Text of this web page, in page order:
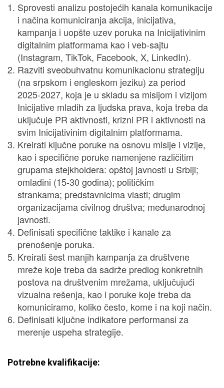
Sprovesti analizu postojećih kanala komunikacije
i načina komuniciranja akcija, inicijativa,
kampanja i uopšte uzev poruka na Inicijativinim
digitalnim platformama kao i veb-sajtu
(Instagram, TikTok, Facebook, X, LinkedIn).
Razviti sveobuhvatnu komunikacionu strategiju
(na srpskom i engleskom jeziku) za period
2025-2027, koja je u skladu sa misijom i vizijom
Inicijative mladih za ljudska prava, koja treba da
uključuje PR aktivnosti, krizni PR i aktivnosti na
svim Inicijativinim digitalnim platformama.
Kreirati ključne poruke na osnovu misije i vizije,
kao i specifične poruke namenjene različitim
grupama stejkholdera: opštoj javnosti u Srbiji;
omladini (15-30 godina); političkim
strankama; predstavnicima vlasti; drugim
organizacijama civilnog društva; međunarodnoj
javnosti.
Definisati specifične taktike i kanale za
prenošenje poruka.
Kreirati šest manjih kampanja za društvene
mreže koje treba da sadrže predlog konkretnih
postova na društvenim mrežama, uključujući
vizualna rešenja, kao i poruke koje treba da
komuniciramo, koliko često, kome i na koji način.
Definisati ključne indikatore performansi za
merenje uspeha strategije.
Potrebne kvalifikacije: